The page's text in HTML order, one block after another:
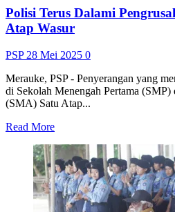
Polisi Terus Dalami
Atap Wasur
PSP 28 Mei 2025 0
Merauke, PSP - Penyerangan yang
di Sekolah Menengah Pertama
(SMA) Satu Atap...
Read MoreRead
about
Polisi
Terus
Dalami
Pengrusakan